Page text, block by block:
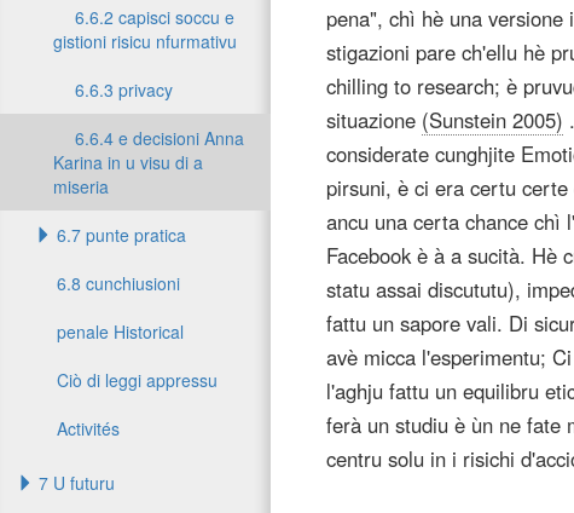
6.6.2 capisci soccu e
gistioni risicu nfurmativu
6.6.3 privacy
6.6.4 e decisioni Anna
Karina in u visu di a
miseria
6.7 punte pratica
6.8 cunchiusioni
penale Historical
Ciò di leggi appressu
Activités
7 U futuru
pena", chì hè una versione
stigazioni pare ch'ellu hè
chilling to research; è
situazione (Sunstein 2005)
considerate cunghjite
pirsuni, è ci era certu
ancu una certa chance chì
Facebook è à a sucità. Hè
statu assai discututu),
fattu un sapore vali. Di
avè micca l'esperimentu;
l'aghju fattu un equilibru
ferà un studiu è ùn ne fate
centru solu in i risichi